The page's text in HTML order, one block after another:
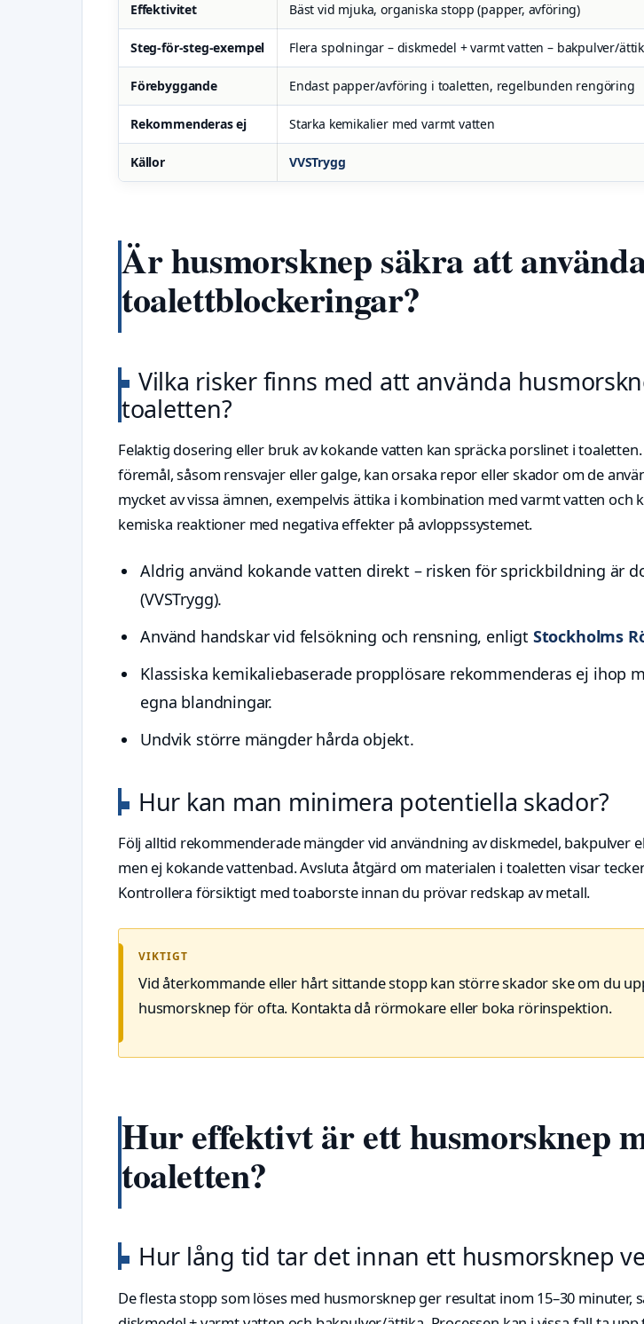
Effektivitet Bäst vid mjuka, organiska stopp (papper, avföring)
Steg-för-steg-exempel Flera spolningar – diskmedel + varmt vatten – bakpulver/
Förebyggande Endast papper/avföring i toaletten, regelbunden rengöring
Rekommenderas ej Starka kemikalier med varmt vatten
Källor VVSTrygg
Är husmorsknep säkra att
toalettblockeringar?
Vilka risker finns med att använda
toaletten?
Felaktig dosering eller bruk av kokande vatten kan spräcka porslinet i toaletten.
föremål, såsom rensvajer eller galge, kan orsaka repor eller skador om de
mycket av vissa ämnen, exempelvis ättika i kombination med varmt vatten och
kemiska reaktioner med negativa effekter på avloppssystemet.
Aldrig använd kokande vatten direkt – risken för sprickbildning är
(VVSTrygg).
Använd handskar vid felsökning och rensning, enligt Stockholms
Klassiska kemikaliebaserade propplösare rekommenderas ej ihop
egna blandningar.
Undvik större mängder hårda objekt.
Hur kan man minimera potentiella skador?
Följ alltid rekommenderade mängder vid användning av diskmedel, bakpulver
men ej kokande vattenbad. Avsluta åtgärd om materialen i toaletten visar
Kontrollera försiktigt med toaborste innan du prövar redskap av metall.
VIKTIGT
Vid återkommande eller hårt sittande stopp kan större skador ske om du
husmorsknep för ofta. Kontakta då rörmokare eller boka rörinspektion.
Hur effektivt är ett husmorsknep
toaletten?
Hur lång tid tar det innan ett husmorsknep
De flesta stopp som löses med husmorsknep ger resultat inom 15–30 minuter,